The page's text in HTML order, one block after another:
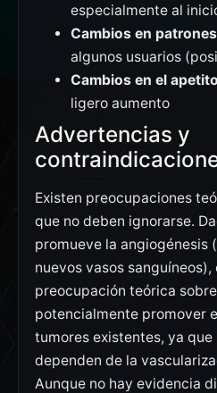
especialmente al
Cambios en
algunos usuarios
Cambios en el apetito
ligero aumento
Advertencias y
Existen preocupaciones
que no deben ignorarse.
promueve la angiogénesis
nuevos vasos sanguíneos),
preocupación teórica
potencialmente promover
tumores existentes, ya que
dependen de la
Aunque no hay evidencia